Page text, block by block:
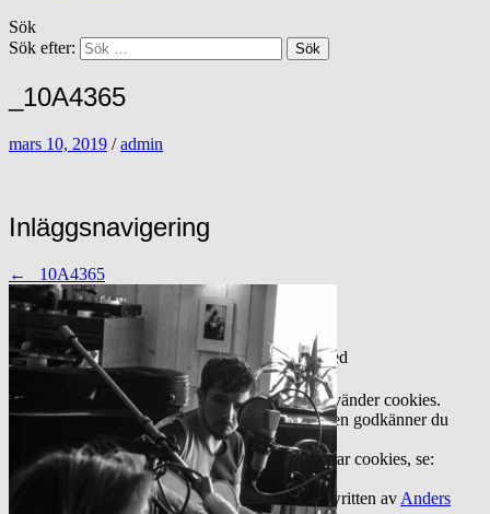
Sök
Sök efter:
_10A4365
mars 10, 2019 /admin
Inläggsnavigering
← _10A4365
© 2015 My Quiet Companion All rights reserved
Integritet och cookies: Den här webbplatsen använder cookies.
Genom att fortsätta använda den här webbplatsen godkänner du
deras användning.
Om du vill veta mer, inklusive hur du kontrollerar cookies, se:
Cookie-policy
Drivs med WordPress |Tema: Hemingway Rewritten av Anders